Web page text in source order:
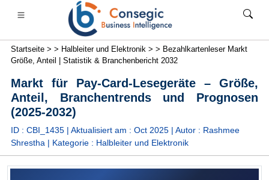
Finanzdienstleistungen und Versicherungen
• Konsumgüter
• Fallstudien
Startseite > > Halbleiter und Elektronik > > Bezahlkartenleser Markt
Größe, Anteil | Statistik & Branchenbericht 2032
Markt für Pay-Card-Lesegeräte – Größe,
Anteil, Branchentrends und Prognosen
(2025-2032)
ID : CBI_1435 | Aktualisiert am : Oct 2025| Autor : Rashmee
Shrestha | Kategorie : Halbleiter und Elektronik